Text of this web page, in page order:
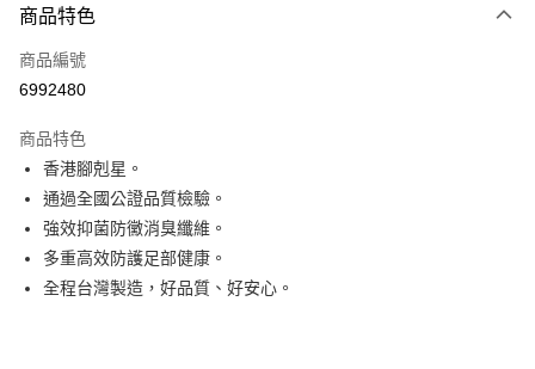
信用卡一次付款
超商取貨付款
Apple Pay
街口支付
悠遊付
ATM付款
商品特色
商品編號
6992480
商品特色
香港腳剋星。
通過全國公證品質檢驗。
強效抑菌防黴消臭纖維。
多重高效防護足部健康。
全程台灣製造，好品質、好安心。